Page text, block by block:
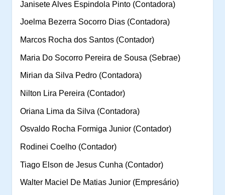
Janisete Alves Espindola Pinto (Contadora)
Joelma Bezerra Socorro Dias (Contadora)
Marcos Rocha dos Santos (Contador)
Maria Do Socorro Pereira de Sousa (Sebrae)
Mirian da Silva Pedro (Contadora)
Nilton Lira Pereira (Contador)
Oriana Lima da Silva (Contadora)
Osvaldo Rocha Formiga Junior (Contador)
Rodinei Coelho (Contador)
Tiago Elson de Jesus Cunha (Contador)
Walter Maciel De Matias Junior (Empresário)